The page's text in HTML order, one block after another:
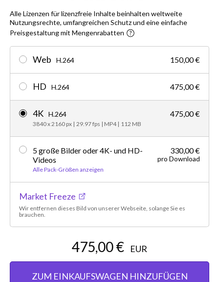
Alle Lizenzen für lizenzfreie Inhalte beinhalten weltweite
Nutzungsrechte, umfangreichen Schutz und eine einfache
Preisgestaltung mit Mengenrabatten
Web H.264 150,00 €
HD H.264 475,00 €
4K H.264
3840 x 2160 px | 29.97 fps | MP4 | 112 MB
475,00 €
5 große Bilder oder 4K- und HD-
Videos
Alle Pack-Größen anzeigen
330,00 €
pro Download
Market Freeze
Wir entfernen dieses Bild von unserer Webseite, solange Sie es
brauchen.
475,00 € EUR
ZUM EINKAUFSWAGEN HINZUFÜGEN